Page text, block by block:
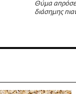
Θύμα
διάσημης